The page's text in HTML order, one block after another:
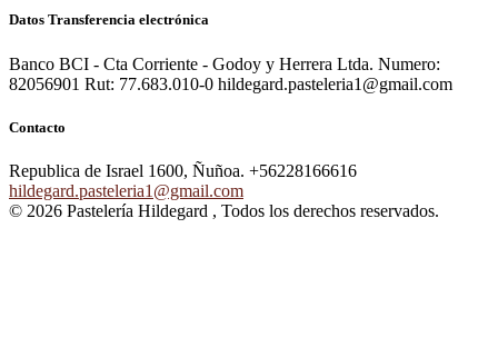
Datos Transferencia electrónica
Banco BCI - Cta Corriente - Godoy y Herrera Ltda. Numero:
82056901 Rut: 77.683.010-0 hildegard.pasteleria1@gmail.com
Contacto
Republica de Israel 1600, Ñuñoa. +56228166616
hildegard.pasteleria1@gmail.com
© 2026 Pastelería Hildegard , Todos los derechos reservados.